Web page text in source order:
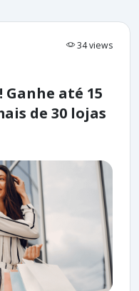
34 views
até 15
de 30 lojas